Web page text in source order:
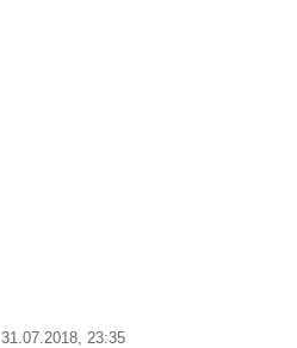
31.07.2018, 23:35